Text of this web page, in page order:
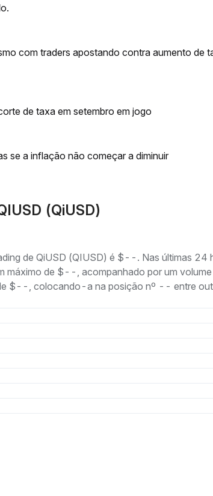
com traders apostando contra aumento de
de taxa em setembro em jogo
se a inflação não começar a diminuir
(QiUSD)
de QiUSD (QIUSD) é $--. Nas últimas 24
máximo de $--, acompanhado por um volume
$--, colocando-a na posição nº -- entre